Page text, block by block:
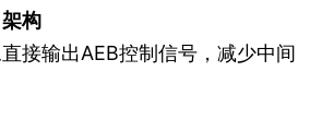
构
接输出AEB控制信号，减少中间